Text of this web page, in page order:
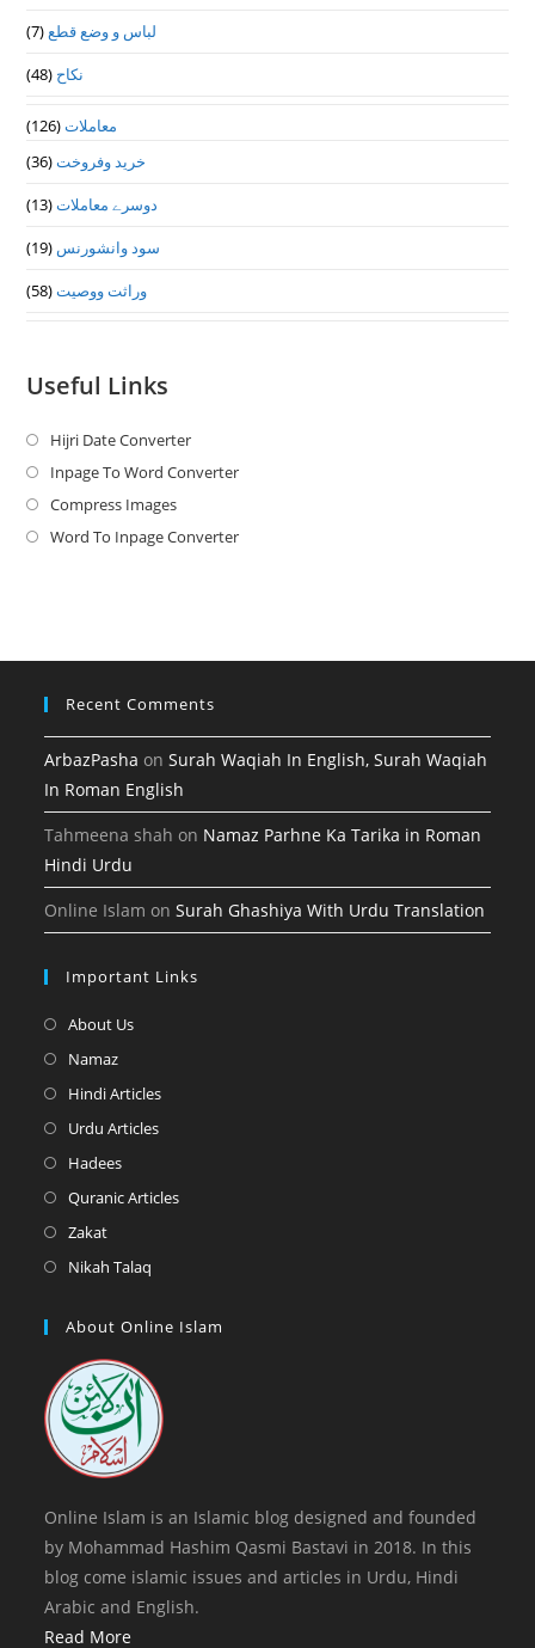
لباس و وضع قطع(7)
نکاح (48)
معاملات(126)
خرید وفروخت(36)
دوسرے معاملات(13)
سود وانشورنس (19)
وراثت ووصيت(58)
Useful Links
Hijri Date ConverterOpens
in
new
Inpage To Word ConverterOpens
a
Compress ImagesOpens
in
Word To Inpage ConverterOpens
tab
Recent Comments
ArbazPasha onSurah Waqiah In English, Surah Waqiah
In Roman English
Tahmeena shah on Namaz Parhne Ka Tarika in Roman
Hindi Urdu
Online Islam onSurah Ghashiya With Urdu Translation
Important Links
About UsOpens
tab
NamazOpens
in
tab
Hindi ArticlesOpens
tab
Urdu ArticlesOpens
HadeesOpens
in
tab
Quranic ArticlesOpens
ZakatOpens
in
new
Nikah Talaq
a
tab
About Online Islam
Online Islam is an Islamic blog designed and founded
by Mohammad Hashim Qasmi Bastavi in 2018. In this
blog come islamic issues and articles in Urdu, Hindi
Arabic and English.
Read More